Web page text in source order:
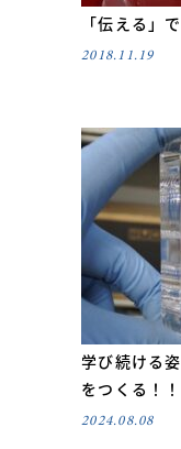
「伝える」
2018.11.19
学び続ける
をつくる！！
2024.08.08